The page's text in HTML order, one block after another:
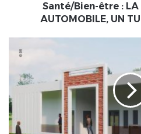
Santé/Bien-être : LA
AUTOMOBILE, UN
PNUD-
Togo
pose